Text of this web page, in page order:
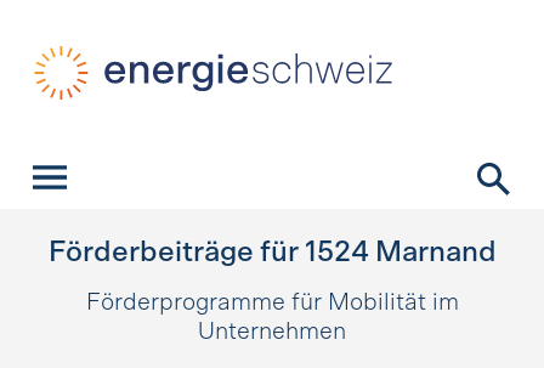
Förderbeiträge für 1524 Marnand
Förderprogramme für Mobilität im
Unternehmen